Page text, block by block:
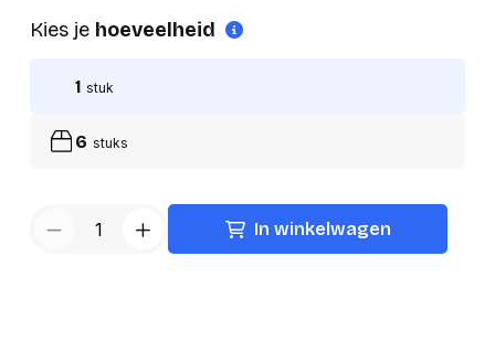
Kies je hoeveelheid
1 stuk
6 stuks
In winkelwagen